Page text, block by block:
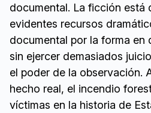
documental. La ficción está
evidentes recursos
documental por la forma en
sin ejercer demasiados
el poder de la observación.
hecho real, el incendio
víctimas en la historia de